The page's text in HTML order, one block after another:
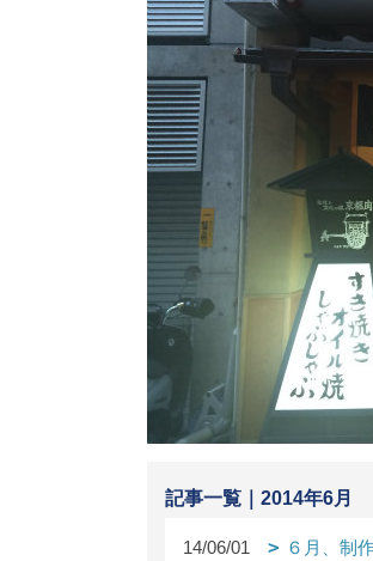
記事一覧｜2014年6月
14/06/01 ６月、制